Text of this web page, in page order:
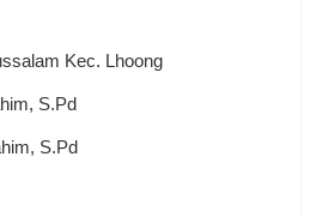
Kec. Lhoong
S.Pd
S.Pd